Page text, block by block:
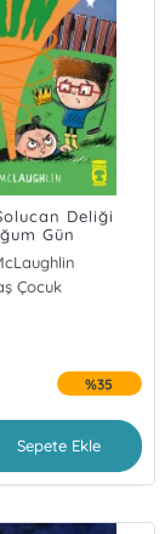
Deliği
Gün
Çocuk
%35
Sepete Ekle